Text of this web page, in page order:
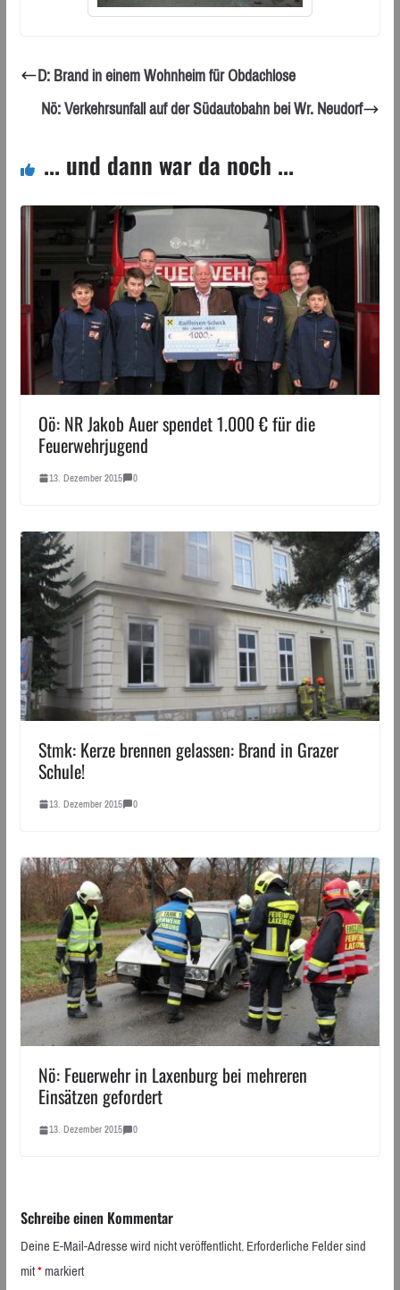
D: Brand in einem Wohnheim für Obdachlose
Nö: Verkehrsunfall auf der Südautobahn bei Wr. Neudorf
... und dann war da noch ...
Oö: NR Jakob Auer spendet 1.000 € für die
Feuerwehrjugend
13. Dezember 2015 0
Stmk: Kerze brennen gelassen: Brand in Grazer
Schule!
13. Dezember 2015 0
Nö: Feuerwehr in Laxenburg bei mehreren
Einsätzen gefordert
13. Dezember 2015 0
Schreibe einen Kommentar
Deine E-Mail-Adresse wird nicht veröffentlicht.Erforderliche Felder sind
mit*markiert